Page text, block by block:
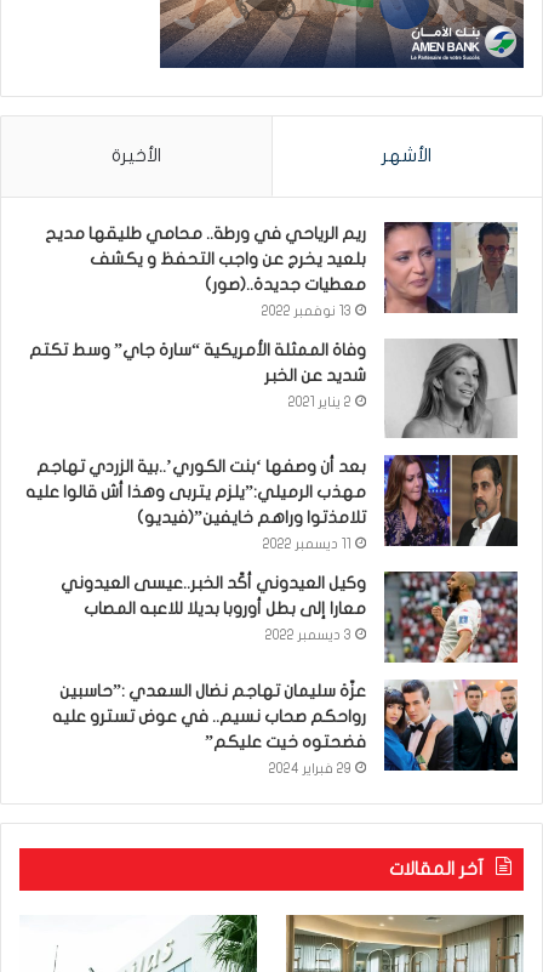
الأشهر الأخيرة
ريم الرياحي في ورطة.. محامي طليقها مديح
بلعيد يخرج عن واجب التحفظ و يكشف
معطيات جديدة..(صور)
13 نوفمبر 2022
وفاة الممثلة الأمريكية “سارة جاي” وسط تكتم
شديد عن الخبر
2 يناير 2021
بعد أن وصفها ‘بنت الكوري’..بية الزردي تهاجم
مهذب الرميلي:”يلزم يتربى وهذا أش قالوا عليه
تلامذتوا وراهم خايفين”(فيديو)
وكيل العيدوني أكّد الخبر..عيسى العيدوني
معارا إلى بطل أوروبا بديلا للاعبه المصاب
3 ديسمبر 2022
عزّة سليمان تهاجم نضال السعدي :”حاسبين
رواحكم صحاب نسيم.. في عوض تسترو عليه
فضحتوه خيت عليكم”
29 فبراير 2024
آخر المقالات